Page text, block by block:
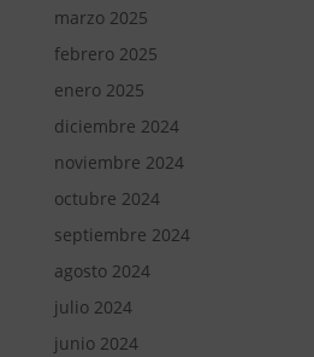
marzo 2025
febrero 2025
enero 2025
diciembre 2024
noviembre 2024
octubre 2024
septiembre 2024
agosto 2024
julio 2024
junio 2024